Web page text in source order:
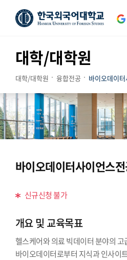
대학/대학원
대학/대학원 융합전공 바이오데이
바이오데이터사이언스
신규신청 불가
개요 및 교육목표
헬스케어와 의료 빅데이터 분야의
바이오데이터로부터 지식과 인사이